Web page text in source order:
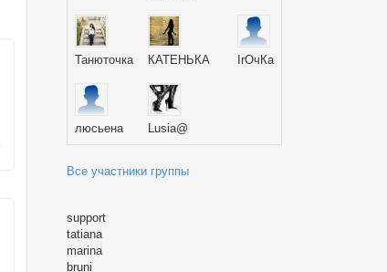
Танюточка КАТЕНЬКА IrОчКа
люсьена Lusia@
Все участники группы
support
tatiana
marina
bruni